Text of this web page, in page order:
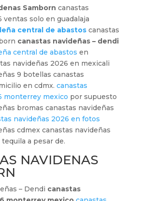
Samborn canastas
ventas solo en guadalaja
central de abastoscanastas
canastas navideñas – dendi
central de abastos en
navideñas 2026 en mexicali
9 botellas canastas
en cdmx. canastas
monterrey mexico por supuesto
bromas canastas navideñas
navideñas 2026 en fotos
cdmex canastas navideñas
a pesar de.
NAVIDENAS
– Dendi canastas